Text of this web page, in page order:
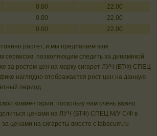
0.00
22.00
0.00
22.00
0.00 22.00
растет, и мы предлагаем вам
сервисом, позволяющим следить за динамикой
за ростом цен на марку сигарет ЛУЧ (БТФ) СПЕЦ
наглядно отображается рост цен на данную
период.
комментарии, поскольку нам очень важно
ценами на ЛУЧ (БТФ) СПЕЦ М/У С/Ф в
ценами на сигареты вместе с tabacum.ru